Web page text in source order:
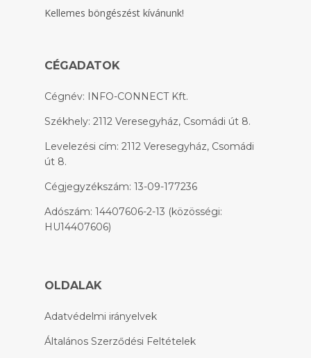
Kellemes böngészést kívánunk!
CÉGADATOK
Cégnév: INFO-CONNECT Kft.
Székhely: 2112 Veresegyház, Csomádi út 8.
Levelezési cím: 2112 Veresegyház, Csomádi
út 8.
Cégjegyzékszám: 13-09-177236
Adószám: 14407606-2-13 (közösségi:
HU14407606)
OLDALAK
Adatvédelmi irányelvek
Általános Szerződési Feltételek